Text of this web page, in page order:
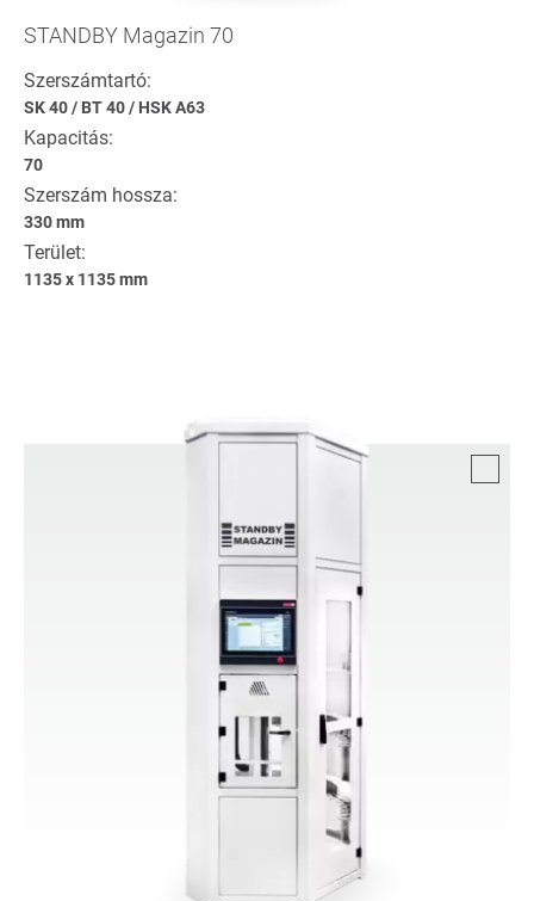
STANDBY Magazin 70
Szerszámtartó:
SK 40/ BT 40/ HSK A63
Kapacitás:
70
Szerszám hossza:
330 mm
Terület:
1135 x 1135 mm